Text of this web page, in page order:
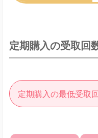
定期購入の受取回
定期購入の最低受取